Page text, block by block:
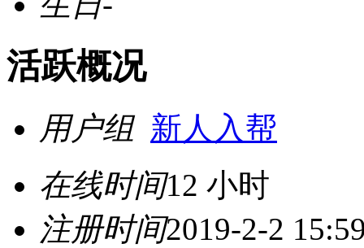
活跃概况
用户组 新人入帮
在线时间12 小时
注册时间2019-2-2